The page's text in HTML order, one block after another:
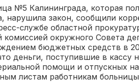
№5 Калининграда, которая
нарушила закон, сообщили
службе областной
комиссией окружного Совета
бюджетных средств в
деньги, поступившие в кассу
помощи и отпускных
листам работникам